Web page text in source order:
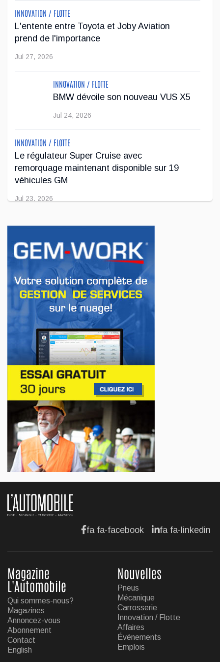
Canadiens de Montréal
Genesis Canada poursuit son positionnement dans l'univers
du luxe et du sport professionnel en annonçant un nouveau
partenariat avec Lane Hutson, défenseur des Canadiens de
Montréal et lauréat ...
Avr 29, 2026
INNOVATION / FLOTTE
L'entente entre Toyota et Joby Aviation
prend de l'importance
Jul 27, 2026
INNOVATION / FLOTTE
BMW dévoile son nouveau VUS X5
Jul 24, 2026
INNOVATION / FLOTTE
Le régulateur Super Cruise avec
remorquage maintenant disponible sur 19
véhicules GM
Jul 23, 2026
INNOVATION / FLOTTE
en Europe
Jul 22, 2026
AFFAIRES
Premier contact avec le Lotus Eletre
Jul 14, 2026
AFFAIRES
Lotus célèbre l'arrivée de ses Eletre au
Canada
Jul 13, 2026
AFFAIRES
Maserati se recherche un partenaire
Jul 12, 2026
AFFAIRES
Hyundai dévoile sa nouvelle Elantra
Jul 11, 2026
fa fa-facebook fa fa-linkedin
Magazine
L'Automobile
Qui sommes-nous?
Magazines
Annoncez-vous
Abonnement
Contact
English
Nouvelles
Pneus
Mécanique
Carrosserie
Innovation / Flotte
Affaires
Événements
Emplois